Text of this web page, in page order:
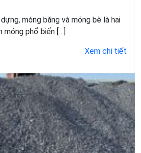
móng băng và móng bè là hai
móng phổ biến […]
Xem chi tiết